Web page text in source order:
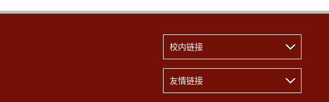
校内链接
友情链接